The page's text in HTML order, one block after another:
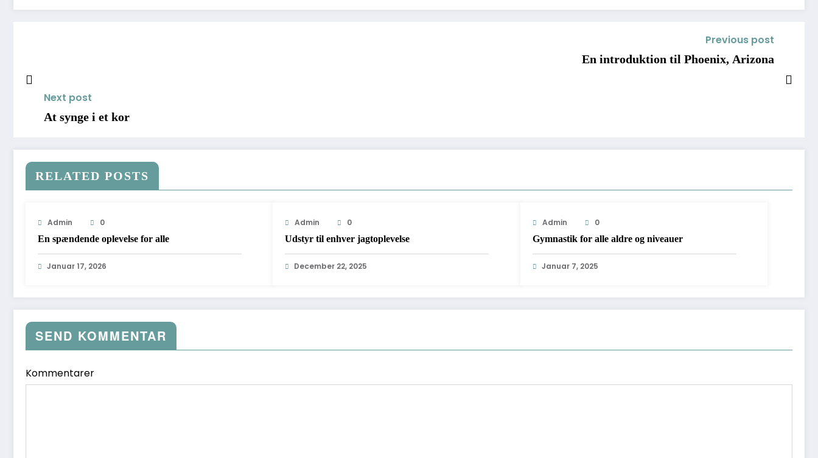
Previous post
En introduktion til Phoenix, Arizona
Next post
At synge i et kor
RELATED POSTS
Admin
0
En spændende oplevelse for alle
Januar 17, 2026
Admin
0
Udstyr til enhver jagtoplevelse
December 22, 2025
Admin
0
Gymnastik for alle aldre og niveauer
Januar 7, 2025
SEND KOMMENTAR
Kommentarer